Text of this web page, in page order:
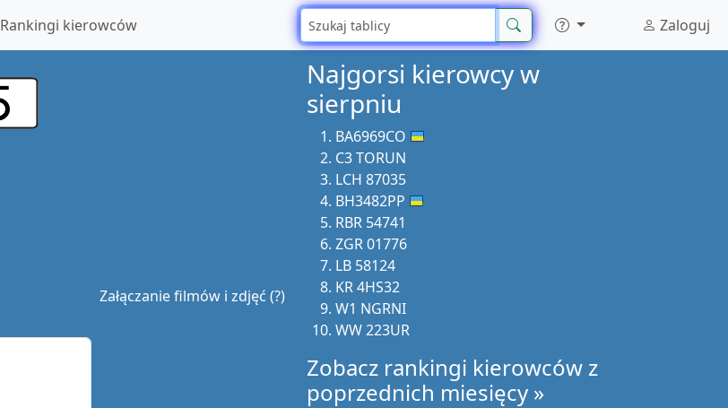
Rankingi kierowców Zaloguj
Załączanie filmów i zdjęć (?)
Najgorsi kierowcy w
sierpniu
BA6969CO
C3 TORUN
LCH 87035
BH3482PP
RBR 54741
ZGR 01776
LB 58124
KR 4HS32
W1 NGRNI
WW 223UR
Zobacz rankingi kierowców z
poprzednich miesięcy »